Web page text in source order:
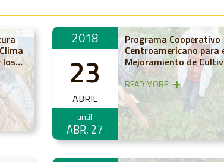
los
2018
23
ABRIL
until
ABR, 27
Programa Cooperativo
Centroamericano para
Mejoramiento de
Animales
READ MORE